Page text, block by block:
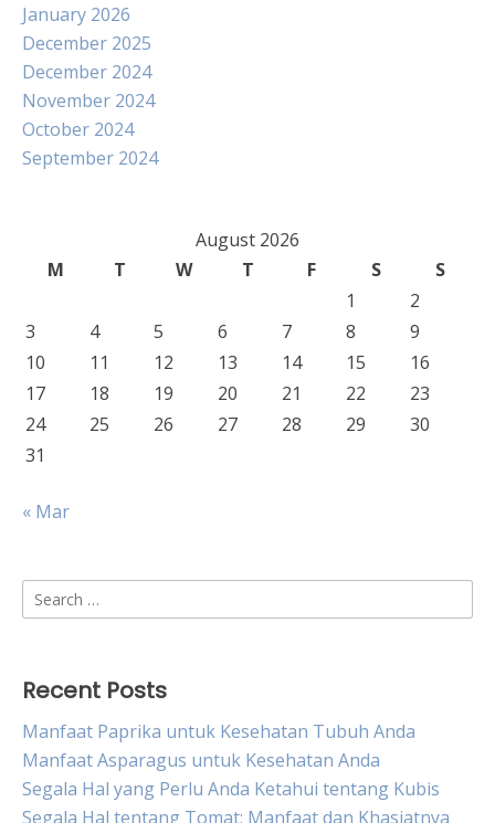
January 2026
December 2025
December 2024
November 2024
October 2024
September 2024
August 2026
M
T W T F S
S
1
2
3
4 5 6 7 8
9
10
11 12 13 14 15
16
17
18 19 20 21 22
23
24
25 26 27 28 29
30
31
« Mar
Search
for:
Recent Posts
Manfaat Paprika untuk Kesehatan Tubuh Anda
Manfaat Asparagus untuk Kesehatan Anda
Segala Hal yang Perlu Anda Ketahui tentang Kubis
Segala Hal tentang Tomat: Manfaat dan Khasiatnya